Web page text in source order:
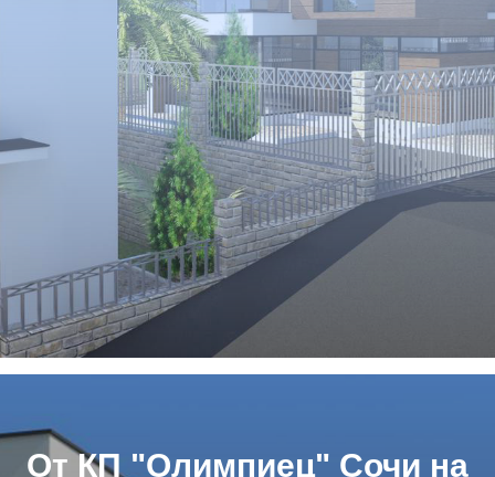
От КП "Олимпиец" Сочи на